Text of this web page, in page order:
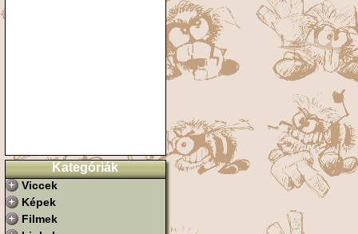
Kategóriák
Viccek
Képek
Filmek